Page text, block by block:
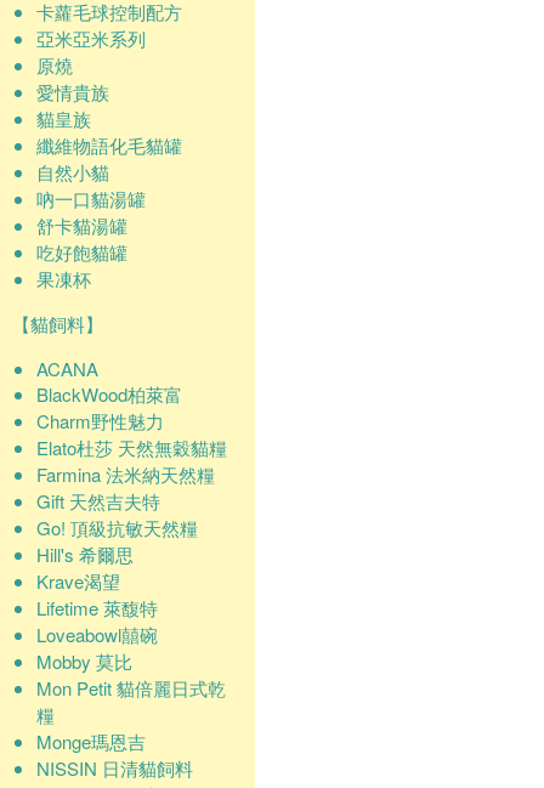
卡蘿毛球控制配方
亞米亞米系列
原燒
愛情貴族
貓皇族
纖維物語化毛貓罐
自然小貓
吶一口貓湯罐
舒卡貓湯罐
吃好飽貓罐
果凍杯
【貓飼料】
ACANA
BlackWood柏萊富
Charm野性魅力
Elato杜莎 天然無穀貓糧
Farmina 法米納天然糧
Gift 天然吉夫特
Go! 頂級抗敏天然糧
Hill's 希爾思
Krave渴望
Lifetime 萊馥特
Loveabowl囍碗
Mobby 莫比
Mon Petit 貓倍麗日式乾
糧
Monge瑪恩吉
NISSIN 日清貓飼料